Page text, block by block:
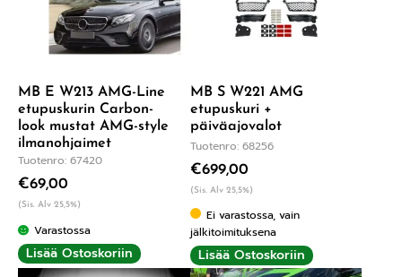
MB E W213 AMG-Line
etupuskurin Carbon-
look mustat AMG-style
ilmanohjaimet
Tuotenro: 67420
€69,00
(Sis. Alv 25,5%)
Varastossa
Lisää Ostoskoriin
MB S W221 AMG
etupuskuri +
päiväajovalot
Tuotenro: 68256
€699,00
(Sis. Alv 25,5%)
Ei varastossa, vain
jälkitoimituksena
Lisää Ostoskoriin